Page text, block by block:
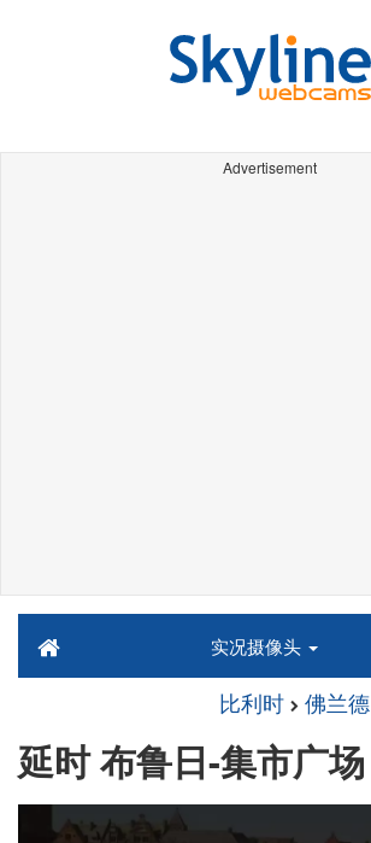
Advertisement
实况摄像头
比利时 佛兰德
延时 布鲁日-集市广场